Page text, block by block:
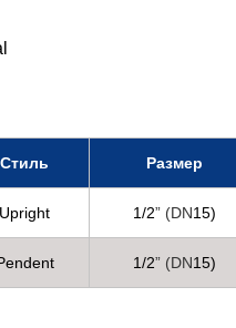
Стиль Размер
Upright 1/2” (DN15)
1/2” (DN15)